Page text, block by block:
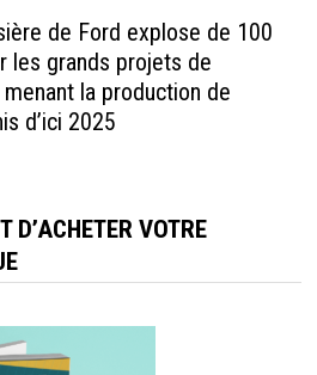
de Ford explose de 100
les grands projets de
la production de
d’ici 2025
D’ACHETER VOTRE